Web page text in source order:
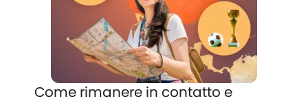
Come rimanere in contatto e